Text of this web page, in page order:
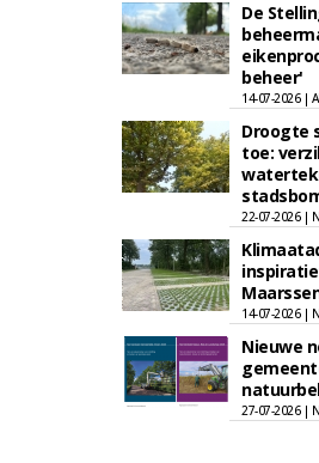
De
beheer'
14-07-2026 |
Droogte
toe:
22-07-2026 |
14-07-2026 |
Nieuwe
27-07-2026 |